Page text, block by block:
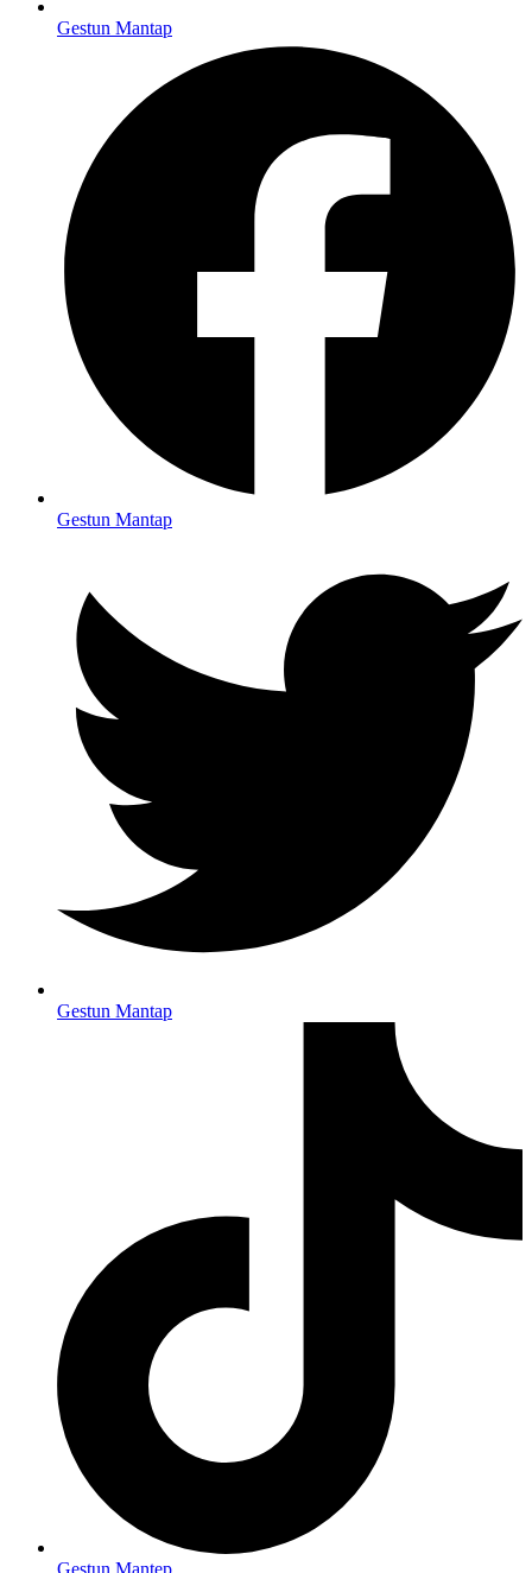
Gestun Mantap
Gestun Mantap
Gestun Mantap
Gestun Mantep